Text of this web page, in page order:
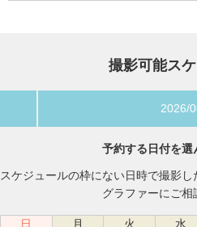
撮影可能ス
2026/
予約する日付を選
スケジュールの枠にない日時で撮影し
グラファーにご相
日 月 火 水